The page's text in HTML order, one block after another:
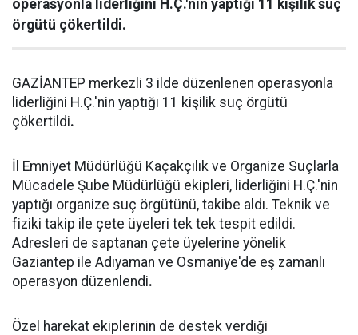
operasyonla liderliğini H.Ç.'nin yaptığı 11 kişilik suç
örgütü çökertildi.
GAZİANTEP merkezli 3 ilde düzenlenen operasyonla
liderliğini H.Ç.'nin yaptığı 11 kişilik suç örgütü
çökertildi.
İl Emniyet Müdürlüğü Kaçakçılık ve Organize Suçlarla
Mücadele Şube Müdürlüğü ekipleri, liderliğini H.Ç.'nin
yaptığı organize suç örgütünü, takibe aldı. Teknik ve
fiziki takip ile çete üyeleri tek tek tespit edildi.
Adresleri de saptanan çete üyelerine yönelik
Gaziantep ile Adıyaman ve Osmaniye'de eş zamanlı
operasyon düzenlendi.
Özel harekat ekiplerinin de destek verdiği